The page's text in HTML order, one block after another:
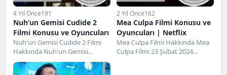
4 Yıl Önce191
Nuh’un Gemisi Cudide 2
Filmi Konusu ve Oyuncuları
Nuh'un Gemisi Cudide 2 Filmi
Hakkında Nuh'un Gemisi
Cudide 2 Filmi, 22 Nisan 2022
tarihinde...
2 Yıl Önce162
Mea Culpa Filmi Konusu ve
Oyuncuları | Netflix
Mea Culpa Filmi Hakkında Mea
Culpa Filmi 23 Şubat 2024